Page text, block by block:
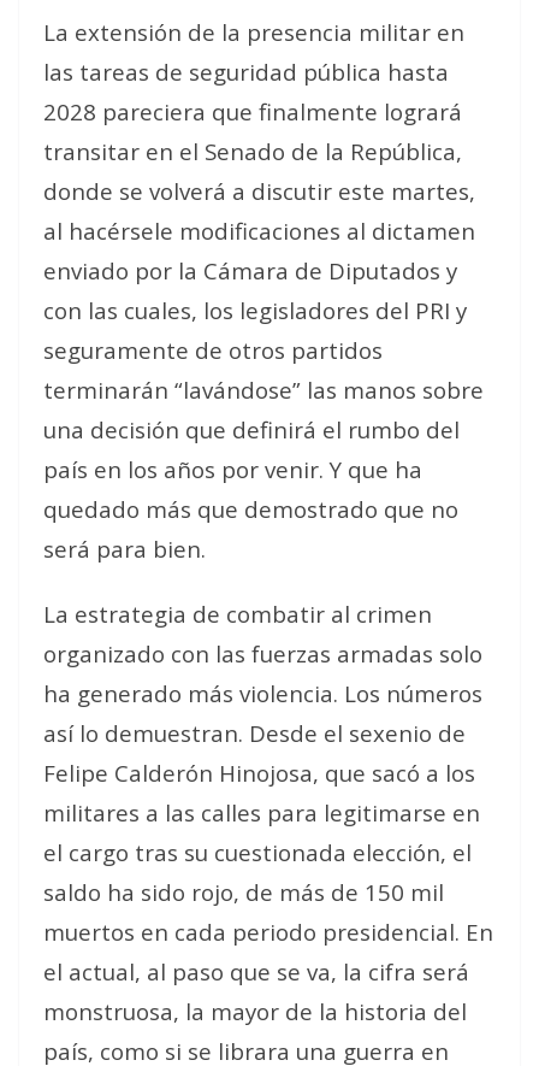
La extensión de la presencia militar en
las tareas de seguridad pública hasta
2028 pareciera que finalmente logrará
transitar en el Senado de la República,
donde se volverá a discutir este martes,
al hacérsele modificaciones al dictamen
enviado por la Cámara de Diputados y
con las cuales, los legisladores del PRI y
seguramente de otros partidos
terminarán “lavándose” las manos sobre
una decisión que definirá el rumbo del
país en los años por venir. Y que ha
quedado más que demostrado que no
será para bien.
La estrategia de combatir al crimen
organizado con las fuerzas armadas solo
ha generado más violencia. Los números
así lo demuestran. Desde el sexenio de
Felipe Calderón Hinojosa, que sacó a los
militares a las calles para legitimarse en
el cargo tras su cuestionada elección, el
saldo ha sido rojo, de más de 150 mil
muertos en cada periodo presidencial. En
el actual, al paso que se va, la cifra será
monstruosa, la mayor de la historia del
país, como si se librara una guerra en